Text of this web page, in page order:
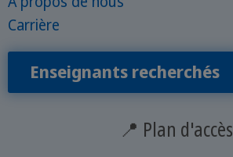
Carrière
Enseignants recherchés
📍 Plan d'accès